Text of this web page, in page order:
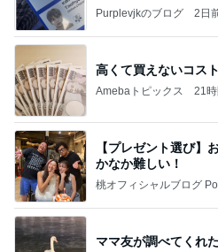
Purplevjkのブログ 2日
高くて買えないコス
Amebaトピックス 21
【プレゼント選び】
かなか難しい！
桃オフィシャルブログ
ママ友が調べてくれ